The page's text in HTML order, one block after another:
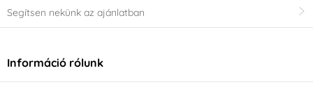
Segítsen nekünk az ajánlatban
Információ rólunk